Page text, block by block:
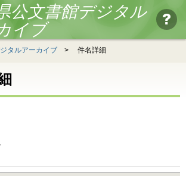
公文書館デジタル
イブ
タルアーカイブ > 件名詳細